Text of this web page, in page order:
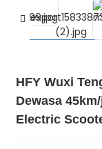
HFY Wuxi
Dewasa
Electric